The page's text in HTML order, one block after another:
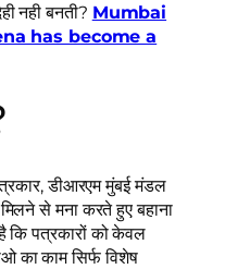
नही बनती? Mumbai
has become a
डीआरएम मुंबई मंडल
मिलने से मना करते हुए बहाना
कि पत्रकारों को केवल
का काम सिर्फ विशेष